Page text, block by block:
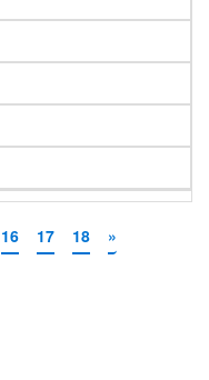
16 17 18 »